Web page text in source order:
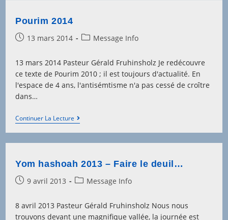
Pourim 2014
Post13 mars 2014
PostMessage Info
13 mars 2014 Pasteur Gérald Fruhinsholz Je redécouvre
ce texte de Pourim 2010 ; il est toujours d'actualité. En
l'espace de 4 ans, l'antisémtisme n'a pas cessé de croître
dans…
Continuer La LecturePourim
2014
Yom hashoah 2013 – Faire le deuil…
Post9 avril 2013
PostMessage Info
8 avril 2013 Pasteur Gérald Fruhinsholz Nous nous
trouvons devant une magnifique vallée, la journée est